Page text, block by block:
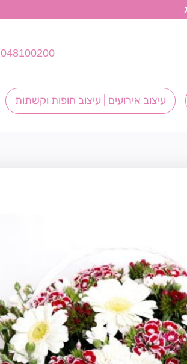
048100200
עיצוב אירועים | עיצוב חופות וקשתות